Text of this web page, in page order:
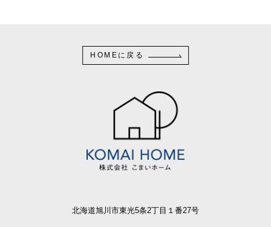
HOMEに戻る
北海道旭川市東光5条2丁目１番27号